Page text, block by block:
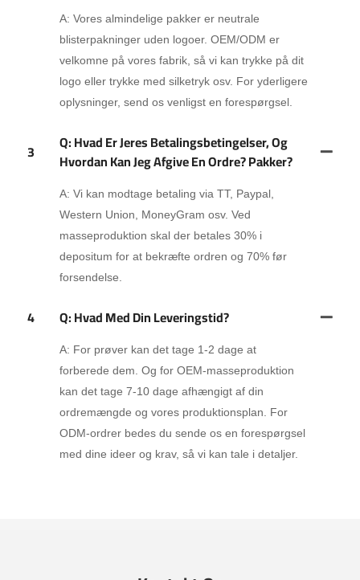
A: Vores almindelige pakker er neutrale
blisterpakninger uden logoer. OEM/ODM er
velkomne på vores fabrik, så vi kan trykke på dit
logo eller trykke med silketryk osv. For yderligere
oplysninger, send os venligst en forespørgsel.
3
Q: Hvad Er Jeres Betalingsbetingelser, Og
Hvordan Kan Jeg Afgive En Ordre? Pakker?
A: Vi kan modtage betaling via TT, Paypal,
Western Union, MoneyGram osv. Ved
masseproduktion skal der betales 30% i
depositum for at bekræfte ordren og 70% før
forsendelse.
4 Q: Hvad Med Din Leveringstid?
A: For prøver kan det tage 1-2 dage at
forberede dem. Og for OEM-masseproduktion
kan det tage 7-10 dage afhængigt af din
ordremængde og vores produktionsplan. For
ODM-ordrer bedes du sende os en forespørgsel
med dine ideer og krav, så vi kan tale i detaljer.